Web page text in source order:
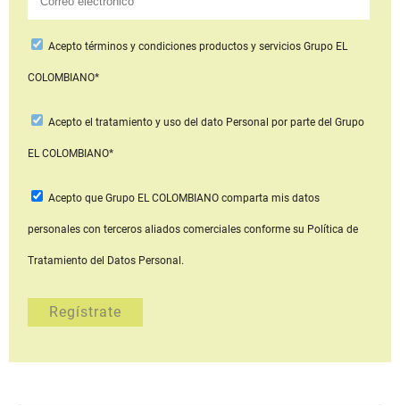
Aceptotérminos y condiciones productos y serviciosGrupo EL
COLOMBIANO*
Acepto el tratamiento y uso del dato Personal por parte del Grupo
EL COLOMBIANO*
Acepto que Grupo EL COLOMBIANOcomparta mis datos
personales con terceros aliados comerciales conforme su Política de
Tratamiento del Datos Personal.